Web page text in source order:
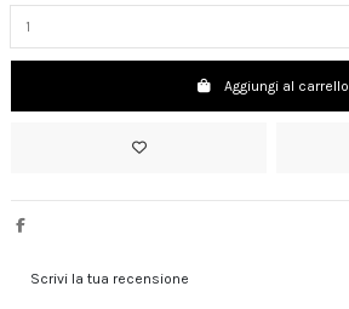
Aggiungi al carrello
Scrivi la tua recensione